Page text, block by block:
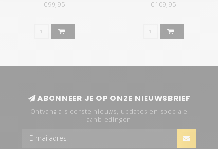
€99,95 €109,95
ABONNEER JE OP ONZE NIEUWSBRIEF
Ontvang als eerste nieuws, updates en speciale
aanbiedingen